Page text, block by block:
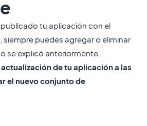
publicado tu aplicación con el
siempre puedes agregar o eliminar
se explicó anteriormente.
de tu aplicación a las
el nuevo conjunto de